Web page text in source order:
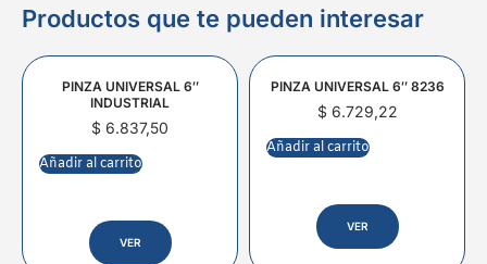
Productos que te pueden interesar
PINZA UNIVERSAL 6″
INDUSTRIAL
$ 6.837,50
Añadir al carrito
VER
PINZA UNIVERSAL 6″ 8236
$6.729,22
Añadir al carrito
VER